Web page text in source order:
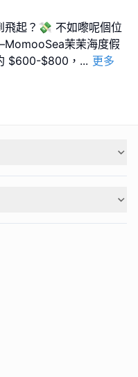
飛起？💸 不如嚟呢個位
茉茉海度假
$600-$800， ... 更多